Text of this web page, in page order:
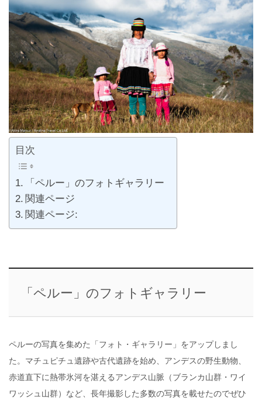
目次
「ペルー」のフォトギャラリー
関連ページ
関連ページ:
「ペルー」のフォトギャラリー
ペルーの写真を集めた「フォト・ギャラリー」をアップしまし
た。マチュピチュ遺跡や古代遺跡を始め、アンデスの野生動物、
赤道直下に熱帯氷河を湛えるアンデス山脈（ブランカ山群・ワイ
ワッシュ山群）など、長年撮影した多数の写真を載せたのでぜひ